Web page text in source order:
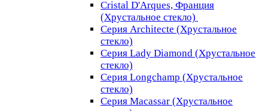
Cristal D'Arques, Франция
(Хрустальное стекло)
Серия Architecte (Хрустальное
стекло)
Серия Lady Diamond (Хрустальное
стекло)
Серия Longchamp (Хрустальное
стекло)
Серия Macassar (Хрустальное